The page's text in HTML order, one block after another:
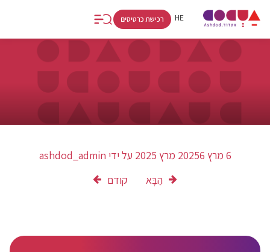
HE
RU
רכישת כרטיסים
6 מרץ 2025 6 מרץ 2025 על ידי ashdod_admin
קודם
הַבָּא